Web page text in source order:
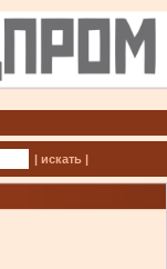
| искать |